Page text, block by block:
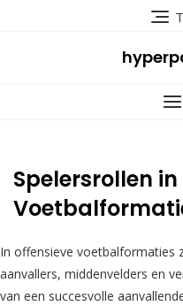
Spelersrollen
In offensieve voetbalformaties
aanvallers, middenvelders en
van een succesvolle